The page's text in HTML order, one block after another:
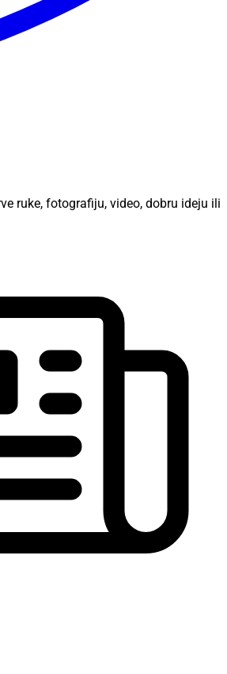
ruke, fotografiju, video, dobru ideju ili